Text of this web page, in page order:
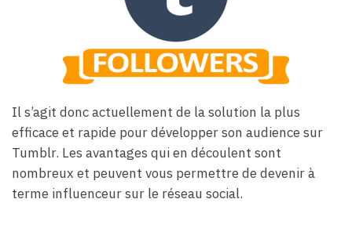
Il s’agit donc actuellement de la solution la plus
efficace et rapide pour développer son audience sur
Tumblr. Les avantages qui en découlent sont
nombreux et peuvent vous permettre de devenir à
terme influenceur sur le réseau social.